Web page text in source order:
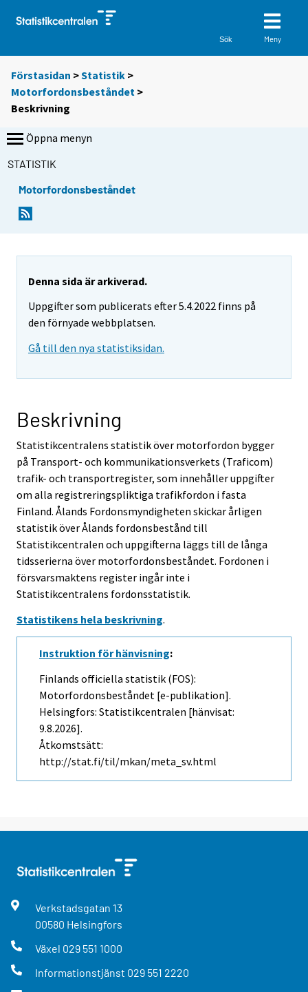
Sök Meny
Förstasidan >Statistik >
Motorfordonsbeståndet >
Beskrivning
Öppna menyn
STATISTIK
Motorfordonsbeståndet
Denna sida är arkiverad.
Uppgifter som publicerats efter 5.4.2022 finns på
den förnyade webbplatsen.
Gå till den nya statistiksidan.
Beskrivning
Statistikcentralens statistik över motorfordon bygger
på Transport- och kommunikationsverkets (Traficom)
trafik- och transportregister, som innehåller uppgifter
om alla registreringspliktiga trafikfordon i fasta
Finland. Ålands Fordonsmyndigheten skickar årligen
statistik över Ålands fordonsbestånd till
Statistikcentralen och uppgifterna läggs till de långa
tidsserierna över motorfordonsbeståndet. Fordonen i
försvarsmaktens register ingår inte i
Statistikcentralens fordonsstatistik.
Statistikens hela beskrivning.
Instruktion för hänvisning:
Finlands officiella statistik (FOS):
Motorfordonsbeståndet [e-publikation].
Helsingfors: Statistikcentralen [hänvisat:
9.8.2026].
Åtkomstsätt:
http://stat.fi/til/mkan/meta_sv.html
Verkstadsgatan 13
00580 Helsingfors
Växel 029 551 1000
Informationstjänst 029 551 2220